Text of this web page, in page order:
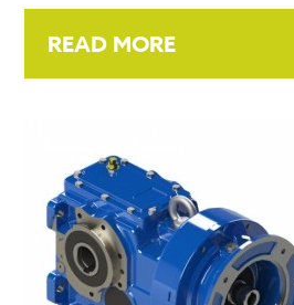
READ MORE